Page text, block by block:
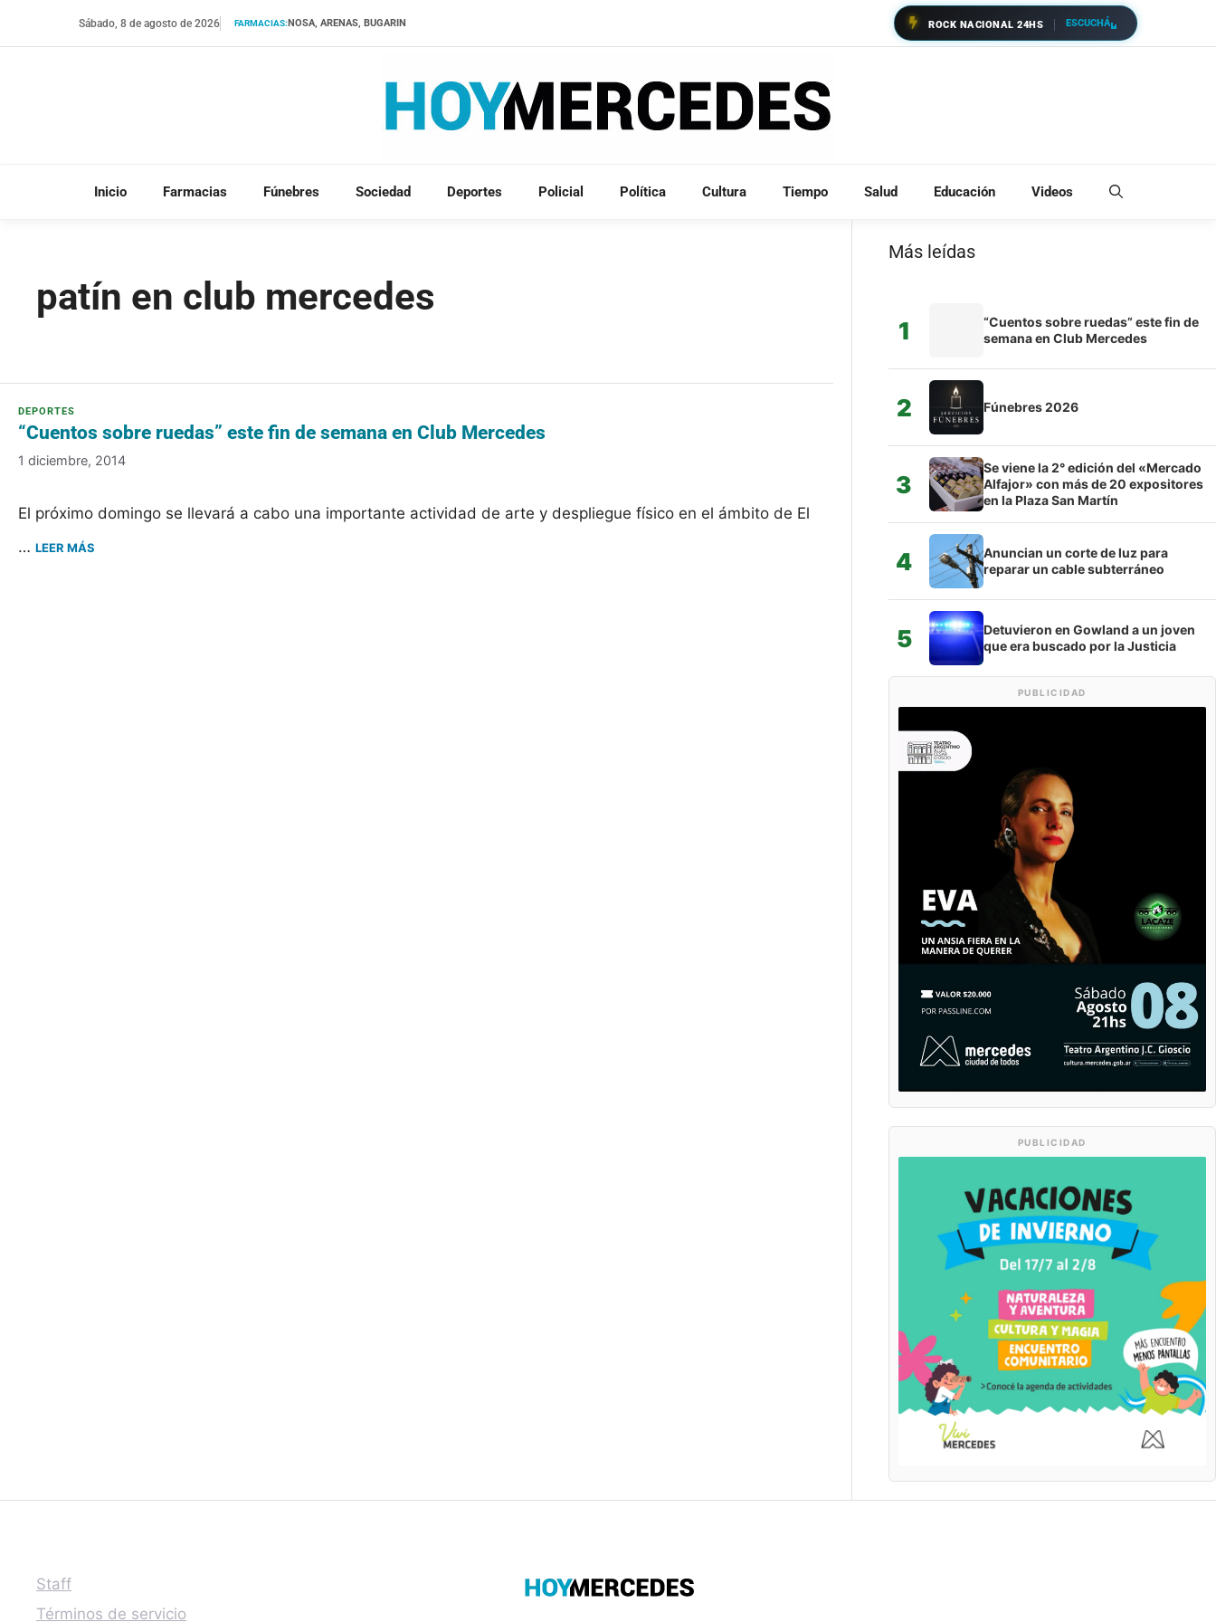
Sábado, 8 de agosto de 2026 FARMACIAS:NOSA, ARENAS, BUGARIN ROCK NACIONAL 24HS ESCUCHÁ
Inicio Farmacias Fúnebres Sociedad Deportes Policial Política Cultura Tiempo Salud Educación Videos
patín en club mercedes
“Cuentos sobre ruedas” este fin de semana en Club Mercedes
1 diciembre, 2014
El próximo domingo se llevará a cabo una importante actividad de arte y despliegue físico en el ámbito de El
… LEER MÁS
Más leídas
1
“Cuentos sobre ruedas” este fin de
semana en Club Mercedes
2 Fúnebres 2026
3
Se viene la 2° edición del «Mercado
Alfajor» con más de 20 expositores
en la Plaza San Martín
4
Anuncian un corte de luz para
reparar un cable subterráneo
5
Detuvieron en Gowland a un joven
que era buscado por la Justicia
PUBLICIDAD
PUBLICIDAD
Staff
Términos de servicio